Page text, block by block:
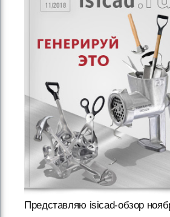
Представляю isicad-обзор